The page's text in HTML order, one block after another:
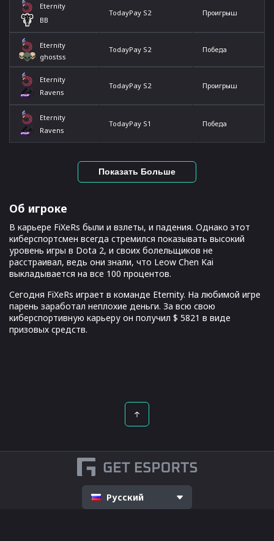
Eternity
BB
TodayPay S2 Проигрыш
Eternity
ghostss
TodayPay S2 Победа
Eternity
Ravens
TodayPay S2 Проигрыш
Eternity
Ravens
TodayPay S1 Победа
Показать Больше
Об игроке
В карьере FiXeRs были и взлеты, и падения. Однако этот
киберспортсмен всегда стремился показывать высокий
уровень игры в Dota 2, и своих болельщиков не
расстраивал, ведь они знали, что Leow Chen Kai
выкладывается на все 100 процентов.
Сегодня FiXeRs играет в команде Eternity. На любимой игре
парень заработал неплохие деньги. За всю свою
киберспортивную карьеру он получил $ 5821 в виде
призовых средств.
Русский